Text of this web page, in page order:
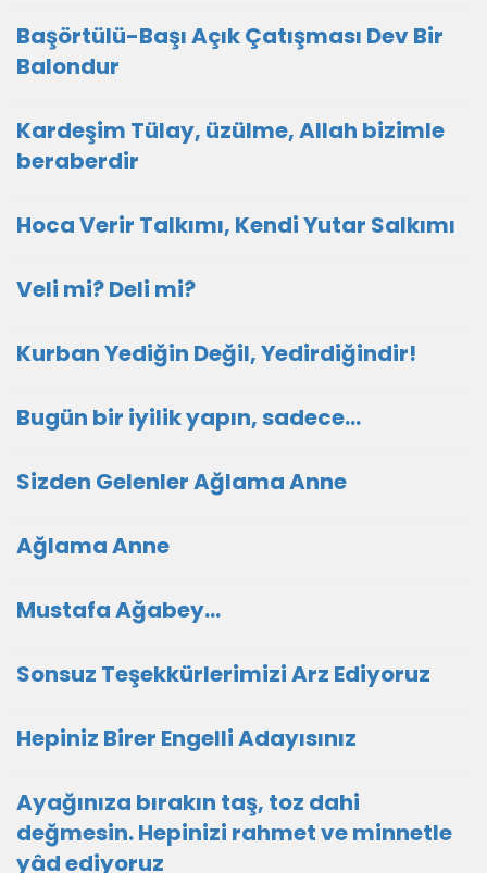
Başörtülü-Başı Açık Çatışması Dev Bir
Balondur
Kardeşim Tülay, üzülme, Allah bizimle
beraberdir
Hoca Verir Talkımı, Kendi Yutar Salkımı
Veli mi? Deli mi?
Kurban Yediğin Değil, Yedirdiğindir!
Bugün bir iyilik yapın, sadece...
Sizden Gelenler Ağlama Anne
Ağlama Anne
Mustafa Ağabey…
Sonsuz Teşekkürlerimizi Arz Ediyoruz
Hepiniz Birer Engelli Adayısınız
Ayağınıza bırakın taş, toz dahi
değmesin. Hepinizi rahmet ve minnetle
yâd ediyoruz